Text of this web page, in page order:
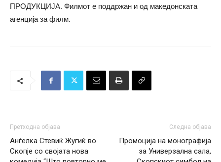
ПРОДУКЦИЈА. Филмот е поддржан и од македонската
агенција за филм.
Претходна објава
Анѓелка Стевиќ Жугиќ во
Скопје со својата нова
Следна објава
Промоција на монографија
за Универзална сала,